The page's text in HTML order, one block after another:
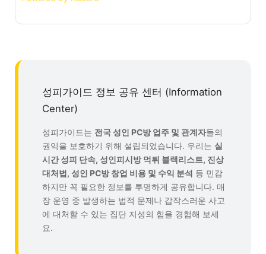
성피가이드 정보 공유 센터 (Information
Center)
성피가이드는 전국 성인 PC방 업주 및 관계자들의
권익을 보호하기 위해 설립되었습니다. 우리는 실
시간 성피 단속, 성인피시방 먹튀 블랙리스트, 진상
대처법, 성인 PC방 창업 비용 및 수익 분석 등 민감
하지만 꼭 필요한 정보를 투명하게 공유합니다. 매
장 운영 중 발생하는 법적 문제나 갑작스러운 사고
에 대처할 수 있는 집단 지성의 힘을 경험해 보세
요.